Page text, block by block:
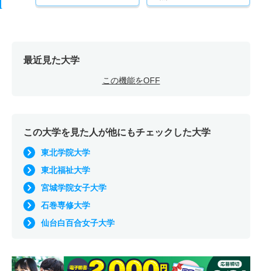
最近見た大学
この機能をOFF
この大学を見た人が他にもチェックした大学
東北学院大学
東北福祉大学
宮城学院女子大学
石巻専修大学
仙台白百合女子大学